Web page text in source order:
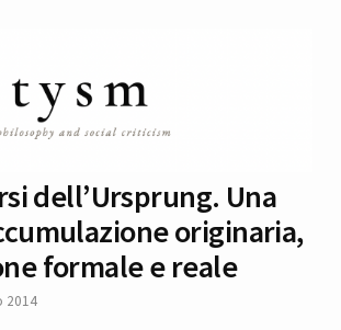
dell’Ursprung. Una
originaria,
formale e reale
2014